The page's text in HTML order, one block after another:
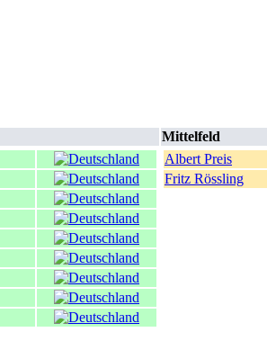
Mittelfeld
Albert Preis
Fritz Rössling